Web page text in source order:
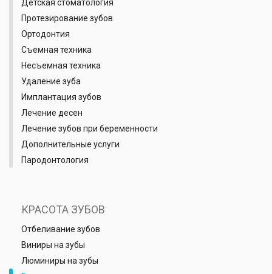
Детская стоматология
Протезирование зубов
Ортодонтия
Съемная техника
Несъемная техника
Удаление зуба
Имплантация зубов
Лечение десен
Лечение зубов при беременности
Дополнительные услуги
Пародонтология
КРАСОТА ЗУБОВ
Отбеливание зубов
Виниры на зубы
Люминиры на зубы